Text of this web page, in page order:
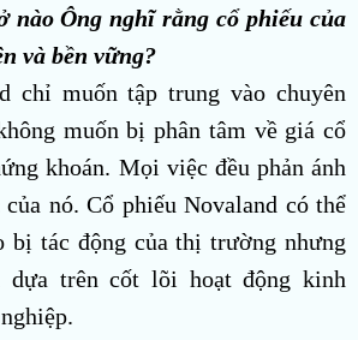
nào Ông nghĩ rằng cổ phiếu của
và bền vững?
chỉ muốn tập trung vào chuyên
muốn bị phân tâm về giá cổ
khoán. Mọi việc đều phản ánh
nó. Cổ phiếu Novaland có thể
bị tác động của thị trường nhưng
dựa trên cốt lõi hoạt động kinh